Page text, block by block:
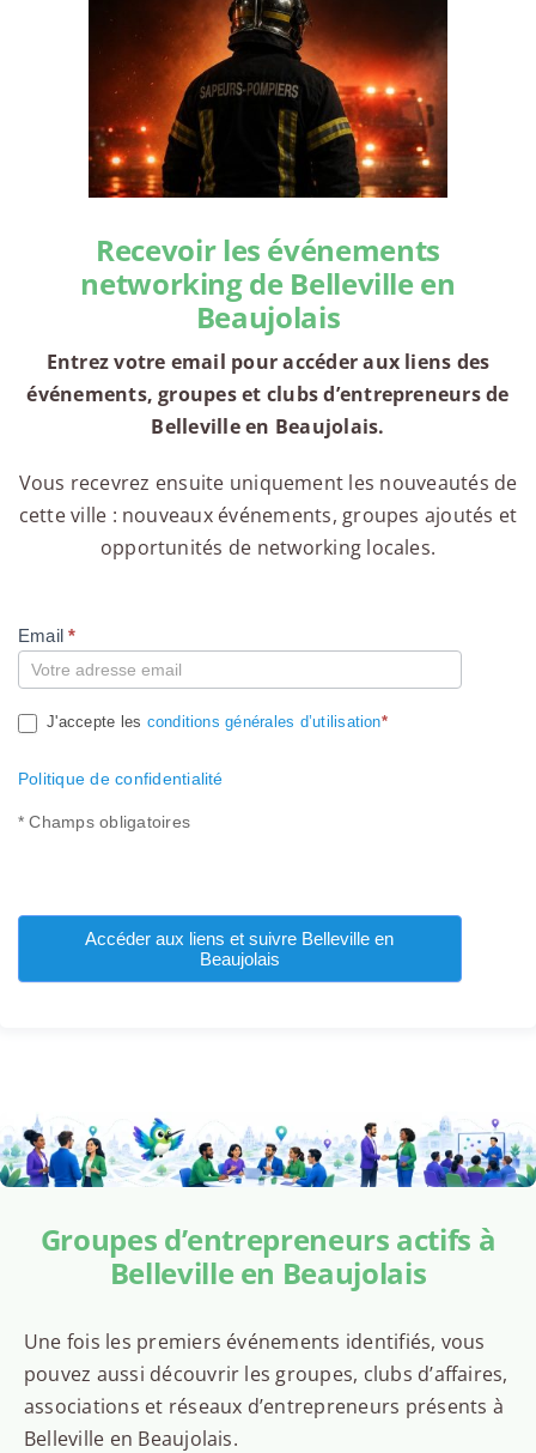
Recevoir les événements
networking de Belleville en
Beaujolais
Entrez votre email pour accéder aux liens des
événements, groupes et clubs d’entrepreneurs de
Belleville en Beaujolais.
Vous recevrez ensuite uniquement les nouveautés de
cette ville : nouveaux événements, groupes ajoutés et
opportunités de networking locales.
Compte
Email*
J'accepte les conditions générales d’utilisation*
Politique de confidentialité
* Champs obligatoires
Accéder aux liens et suivre Belleville en
Beaujolais
Groupes d’entrepreneurs actifs à
Belleville en Beaujolais
Une fois les premiers événements identifiés, vous
pouvez aussi découvrir les groupes, clubs d’affaires,
associations et réseaux d’entrepreneurs présents à
Belleville en Beaujolais.